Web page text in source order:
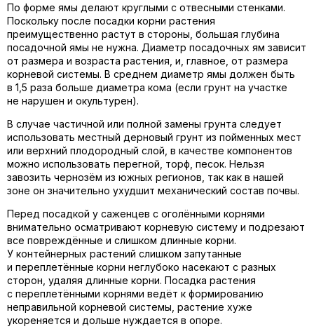
По форме ямы делают круглыми с отвесными стенками.
Поскольку после посадки корни растения
преимущественно растут в стороны, большая глубина
посадочной ямы не нужна. Диаметр посадочных ям зависит
от размера и возраста растения, и, главное, от размера
корневой системы. В среднем диаметр ямы должен быть
в 1,5 раза больше диаметра кома (если грунт на участке
не нарушен и окультурен).
В случае частичной или полной замены грунта следует
использовать местный дерновый грунт из пойменных мест
или верхний плодородный слой, в качестве компонентов
можно использовать перегной, торф, песок. Нельзя
завозить чернозём из южных регионов, так как в нашей
зоне он значительно ухудшит механический состав почвы.
Перед посадкой у саженцев с оголёнными корнями
внимательно осматривают корневую систему и подрезают
все повреждённые и слишком длинные корни.
У контейнерных растений слишком запутанные
и переплетённые корни неглубоко насекают с разных
сторон, удаляя длинные корни. Посадка растения
с переплетёнными корнями ведёт к формированию
неправильной корневой системы, растение хуже
укореняется и дольше нуждается в опоре.